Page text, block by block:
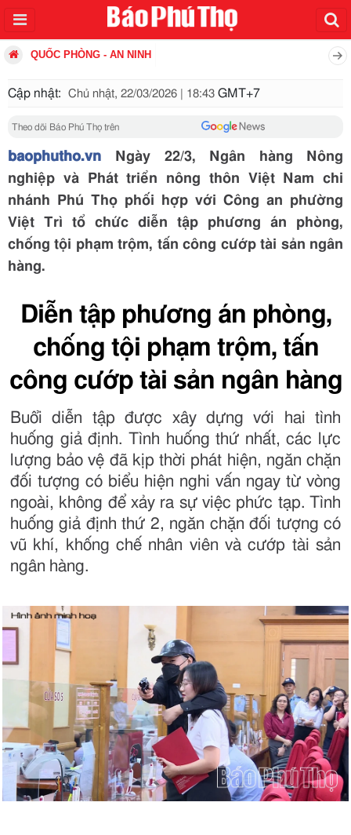
QUỐC PHÒNG - AN NINH
Cập nhật: Chủ nhật, 22/03/2026 | 18:43 GMT+7
Theo dõi Báo Phú Thọ trên
baophutho.vn Ngày 22/3, Ngân hàng Nông
nghiệp và Phát triển nông thôn Việt Nam chi
nhánh Phú Thọ phối hợp với Công an phường
Việt Trì tổ chức diễn tập phương án phòng,
chống tội phạm trộm, tấn công cướp tài sản ngân
hàng.
Diễn tập phương án phòng,
chống tội phạm trộm, tấn
công cướp tài sản ngân hàng
Buổi diễn tập được xây dựng với hai tình
huống giả định. Tình huống thứ nhất, các lực
lượng bảo vệ đã kịp thời phát hiện, ngăn chặn
đối tượng có biểu hiện nghi vấn ngay từ vòng
ngoài, không để xảy ra sự việc phức tạp. Tình
huống giả định thứ 2, ngăn chặn đối tượng có
vũ khí, khống chế nhân viên và cướp tài sản
ngân hàng.